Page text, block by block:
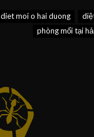
diet moi o hai duong
phòng mối tại